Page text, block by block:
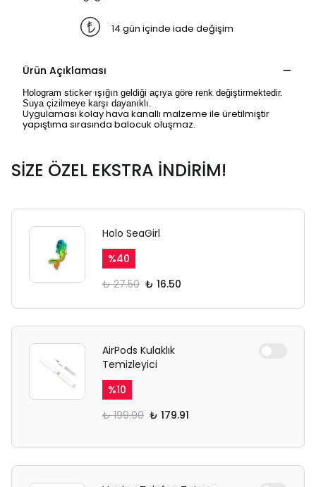
14 gün içinde iade değişim
Ürün Açıklaması
Hologram sticker ışığın geldiği açıya göre renk değiştirmektedir.
Suya çizilmeye karşı dayanıklı.
Uygulaması kolay hava kanallı malzeme ile üretilmiştir
yapıştıma sırasında balocuk oluşmaz.
SİZE ÖZEL EKSTRA İNDİRİM!
Holo SeaGirl
%40
₺ 27.50 ₺ 16.50
AirPods Kulaklık
Temizleyici
%10
₺ 199.90 ₺ 179.91